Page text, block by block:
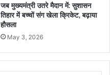
जब मुख्यमंत्री उतरे मैदान में: सुशासन
तिहार में बच्चों संग खेला क्रिकेट, बढ़ाया
हौसला
May 3, 2026